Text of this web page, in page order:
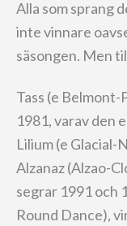
Alla som sprang
inte vinnare
säsongen. Men
Tass (e
1981, varav den
Lilium (e Glacial-
Alzanaz (Alzao-
segrar 1991 och
Round Dance),